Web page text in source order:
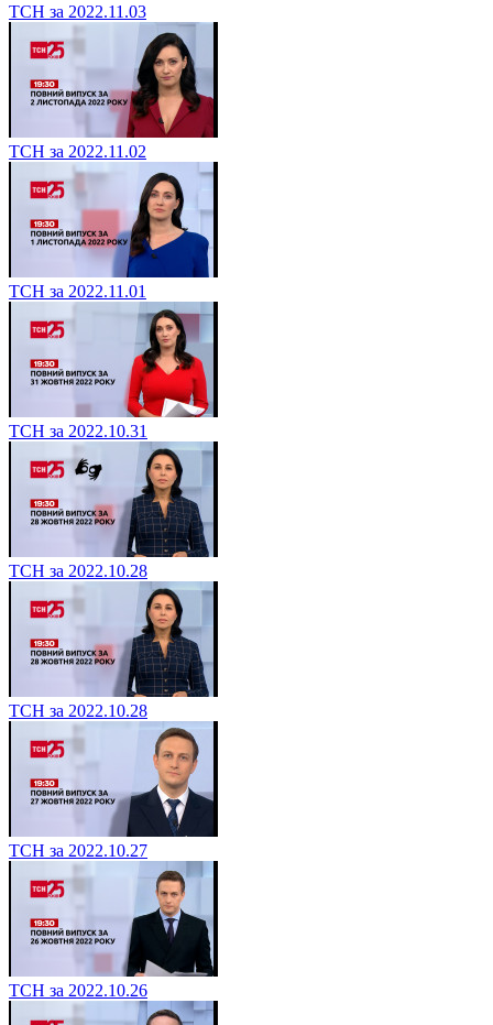
ТСН за 2022.11.03
ТСН за 2022.11.02
ТСН за 2022.11.01
ТСН за 2022.10.31
ТСН за 2022.10.28
ТСН за 2022.10.28
ТСН за 2022.10.27
ТСН за 2022.10.26